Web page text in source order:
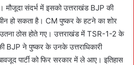
मौजूदा संदर्भ में इसको उत्तराखंड BJP की
हो सकता है। CM पुष्कर के हटने का शोर
उतना ठोस होते गए। उत्तराखंड में TSR-1-2 के
BJP ने पुष्कर के उनके उत्तराधिकारी
पार्टी को फिर सरकार में ले आए। इतिहास